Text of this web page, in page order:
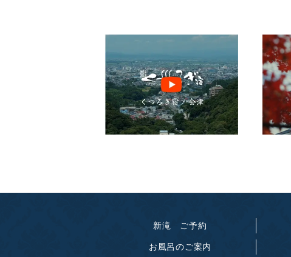
新滝 ご予約
お風呂のご案内